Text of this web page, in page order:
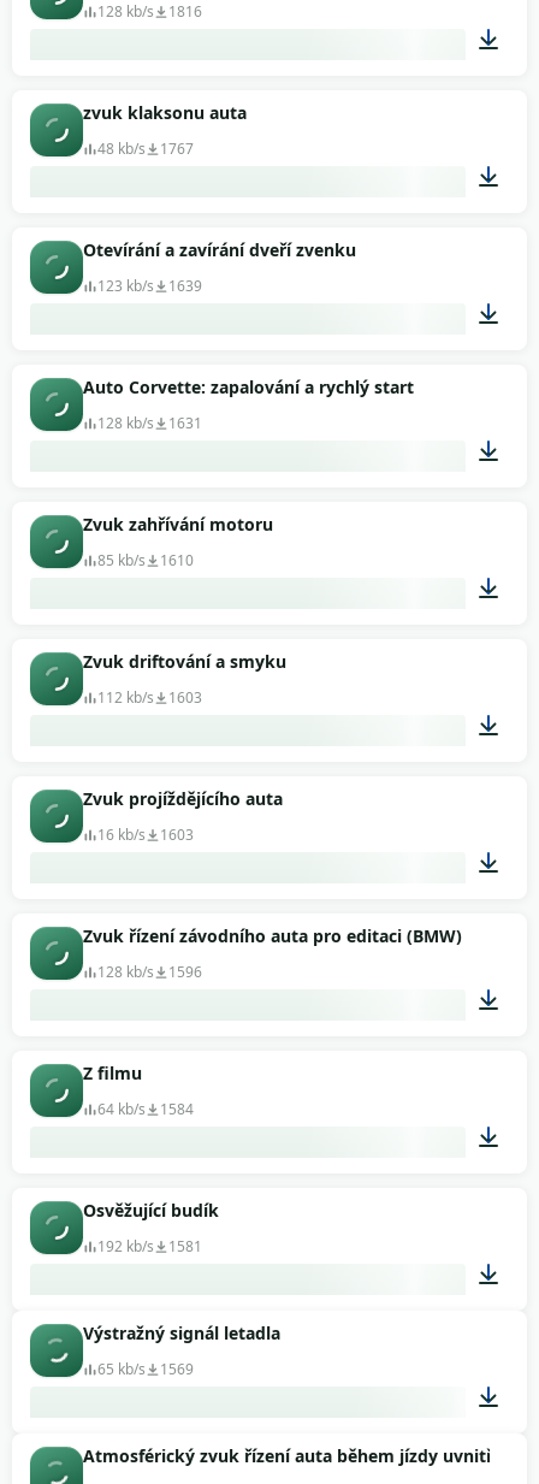
128 kb/s 1816
zvuk klaksonu auta
48 kb/s 1767
Otevírání a zavírání dveří zvenku
123 kb/s 1639
Auto Corvette: zapalování a rychlý start
128 kb/s 1631
Zvuk zahřívání motoru
85 kb/s 1610
Zvuk driftování a smyku
112 kb/s 1603
Zvuk projíždějícího auta
16 kb/s 1603
00:03
Zvuk řízení závodního auta pro editaci (BMW)
128 kb/s 1596
Z filmu
64 kb/s 1584
Osvěžující budík
192 kb/s 1581
Výstražný signál letadla
65 kb/s 1569
00:02
Atmosférický zvuk řízení auta během jízdy uvnitř